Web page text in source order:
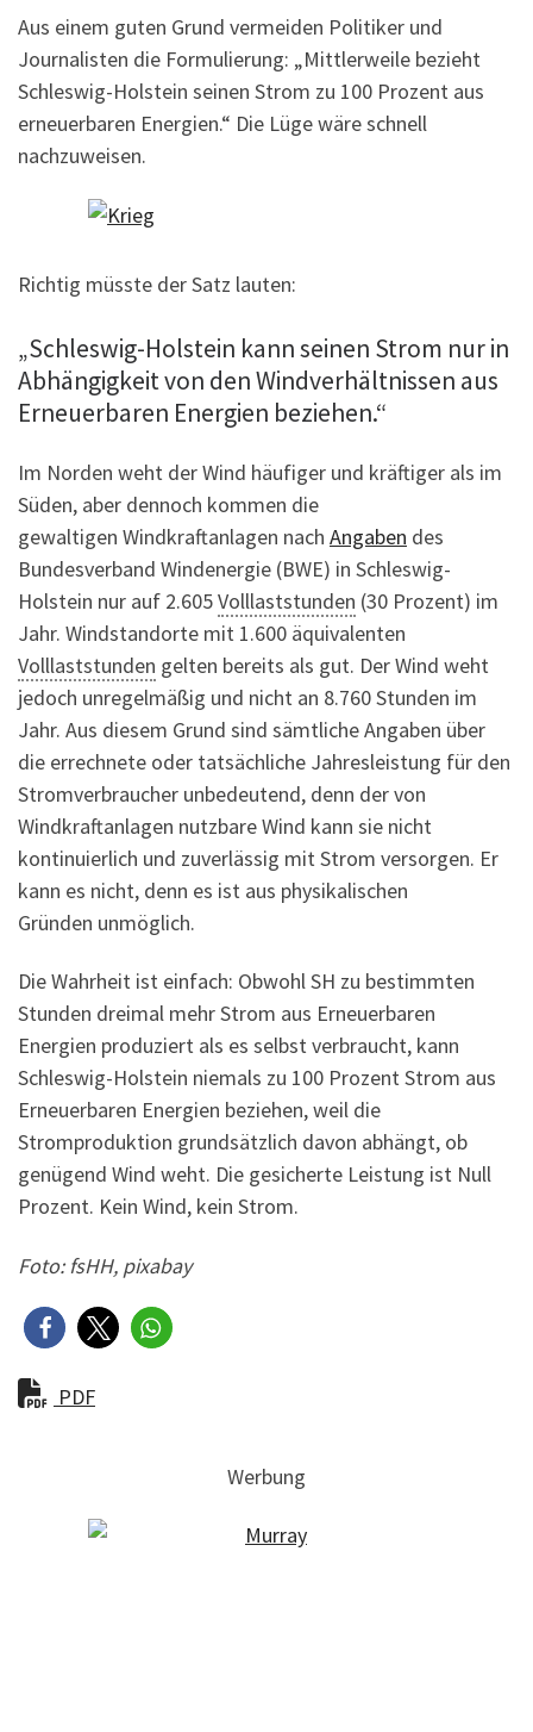
Aus einem guten Grund vermeiden Politiker und
Journalisten die Formulierung: „Mittlerweile bezieht
Schleswig-Holstein seinen Strom zu 100 Prozent aus
erneuerbaren Energien.“ Die Lüge wäre schnell
nachzuweisen.
Richtig müsste der Satz lauten:
„Schleswig-Holstein kann seinen Strom nur in
Abhängigkeit von den Windverhältnissen aus
Erneuerbaren Energien beziehen.“
Im Norden weht der Wind häufiger und kräftiger als im
Süden, aber dennoch kommen die
gewaltigen Windkraftanlagen nach Angaben des
Bundesverband Windenergie (BWE) in Schleswig-
Holstein nur auf 2.605Volllaststunden (30 Prozent) im
Jahr. Windstandorte mit 1.600 äquivalenten
Volllaststunden gelten bereits als gut. Der Wind weht
jedoch unregelmäßig und nicht an 8.760 Stunden im
Jahr. Aus diesem Grund sind sämtliche Angaben über
die errechnete oder tatsächliche Jahresleistung für den
Stromverbraucher unbedeutend, denn der von
Windkraftanlagen nutzbare Wind kann sie nicht
kontinuierlich und zuverlässig mit Strom versorgen. Er
kann es nicht, denn es ist aus physikalischen
Gründen unmöglich.
Die Wahrheit ist einfach: Obwohl SH zu bestimmten
Stunden dreimal mehr Strom aus Erneuerbaren
Energien produziert als es selbst verbraucht, kann
Schleswig-Holstein niemals zu 100 Prozent Strom aus
Erneuerbaren Energien beziehen, weil die
Stromproduktion grundsätzlich davon abhängt, ob
genügend Wind weht. Die gesicherte Leistung ist Null
Prozent. Kein Wind, kein Strom.
Foto: fsHH, pixabay
PDF
Werbung